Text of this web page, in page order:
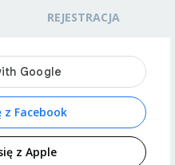
REJESTRACJA
z Facebook
z Apple